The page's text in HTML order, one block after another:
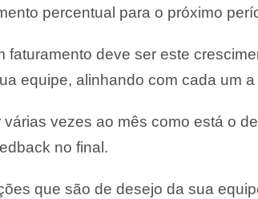
percentual para o próximo
faturamento deve ser este
equipe, alinhando com cada um
vezes ao mês como está o
no final.
que são de desejo da sua